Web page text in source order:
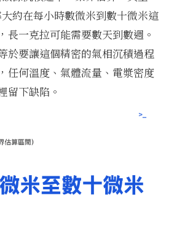
約在每小時數微米到數十微米這
一克拉可能需要數天到數週。
於要讓這個精密的氣相沉積過程
任何溫度、氣體流量、電漿密度
留下缺陷。